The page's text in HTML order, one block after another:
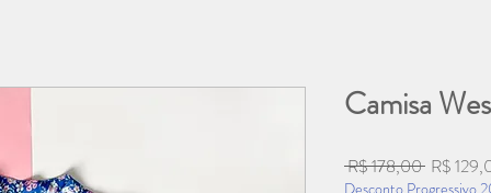
Camisa
R$ 178,00 Preço
R$